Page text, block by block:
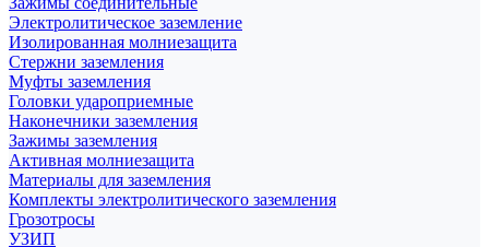
Электролитическое заземление
Изолированная молниезащита
Стержни заземления
Муфты заземления
Головки удароприемные
Наконечники заземления
Зажимы заземления
Активная молниезащита
Материалы для заземления
Комплекты электролитического заземления
Грозотросы
УЗИП